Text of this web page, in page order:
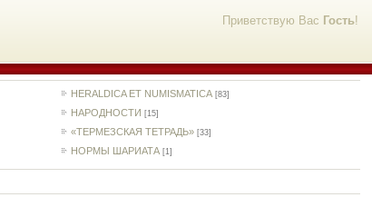
Приветствую Вас Гость!
HERALDICA ET NUMISMATICA [83]
НАРОДНОСТИ [15]
«ТЕРМЕЗСКАЯ ТЕТРАДЬ» [33]
НОРМЫ ШАРИАТА [1]